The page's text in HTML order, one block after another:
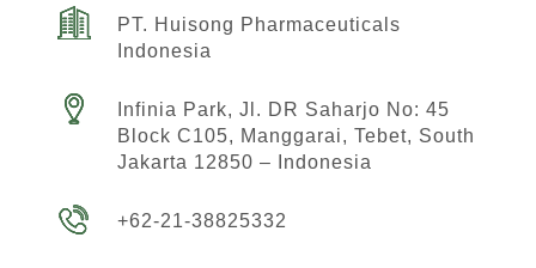
PT. Huisong Pharmaceuticals
Indonesia
Infinia Park, Jl. DR Saharjo No: 45
Block C105, Manggarai, Tebet, South
Jakarta 12850 – Indonesia
+62-21-38825332